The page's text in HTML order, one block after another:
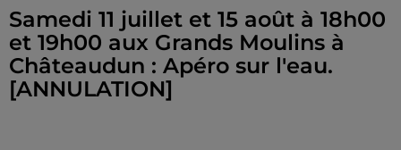
Samedi 11 juillet et 15 août à 18h00
et 19h00 aux Grands Moulins à
Châteaudun : Apéro sur l'eau.
[ANNULATION]